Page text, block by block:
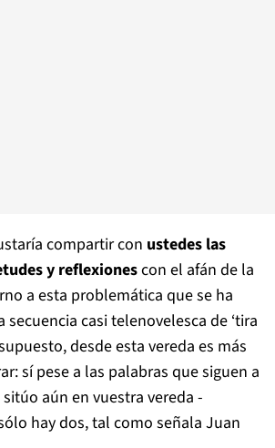
compartir con ustedes las
y reflexionescon el afán de la
a esta problemática que se ha
casi telenovelesca de ‘tira
desde esta vereda es más
sí pese a las palabras que siguen a
aún en vuestra vereda -
hay dos, tal como señala Juan